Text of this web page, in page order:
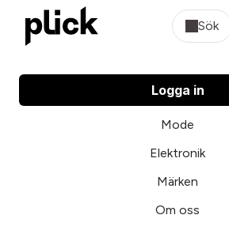
Sök
Logga in
Mode
Elektronik
Märken
Om oss